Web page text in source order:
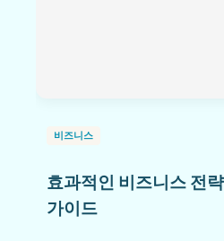
비즈니스
효과적인 비즈니스 전
가이드